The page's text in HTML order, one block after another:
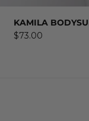
KAMILA
$73.00